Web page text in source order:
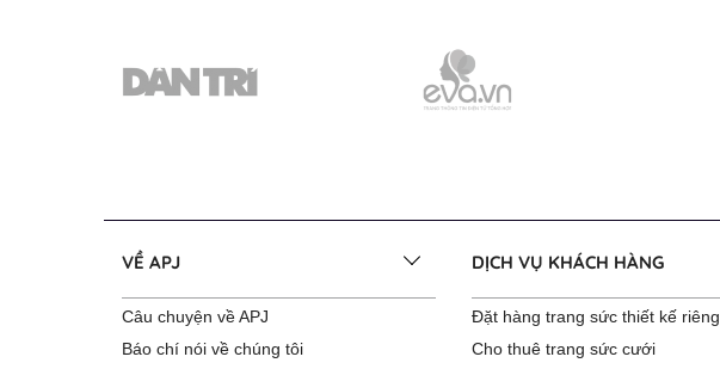
VỀ APJ
Câu chuyện về APJ
Báo chí nói về chúng tôi
DỊCH VỤ KHÁCH HÀNG
Đặt hàng trang sức thiết kế riêng
Cho thuê trang sức cưới